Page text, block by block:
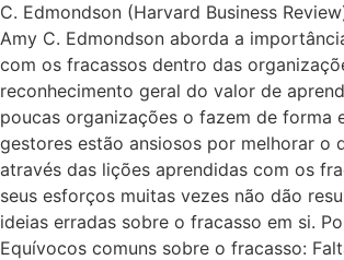
C. Edmondson (Harvard Business
Amy C. Edmondson aborda a
com os fracassos dentro das
reconhecimento geral do valor de
poucas organizações o fazem de forma
gestores estão ansiosos por melhorar o
através das lições aprendidas com os
seus esforços muitas vezes não dão
ideias erradas sobre o fracasso em si.
Equívocos comuns sobre o fracasso: